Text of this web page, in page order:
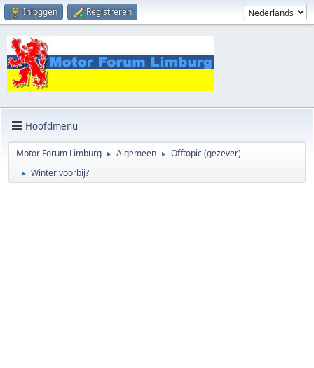
Inloggen Registreren
Hoofdmenu
Motor Forum Limburg ► Algemeen ► Offtopic (gezever)
► Winter voorbij?